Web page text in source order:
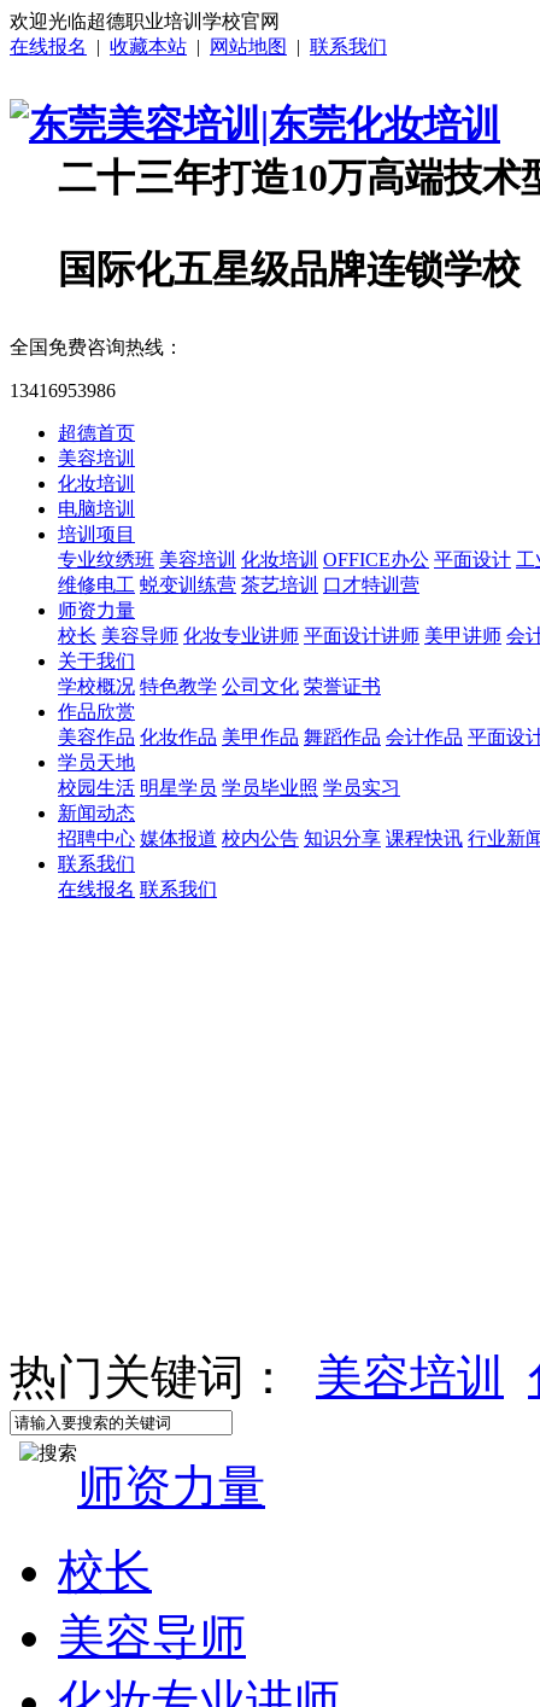
欢迎光临超德职业培训学校官网
在线报名
| 收藏本站 | 网站地图 | 联系我们
二十三年打造10万高端技术
国际化五星级品牌连锁学校
全国免费咨询热线：
13416953986
超德首页
美容培训
化妆培训
电脑培训
培训项目
专业纹绣班 美容培训 化妆培训 OFFICE办公 平面设计 工
维修电工 蜕变训练营 茶艺培训 口才特训营
师资力量
校长 美容导师 化妆专业讲师 平面设计讲师 美甲讲师 会
关于我们
学校概况 特色教学 公司文化 荣誉证书
作品欣赏
美容作品 化妆作品 美甲作品 舞蹈作品 会计作品 平面设
学员天地
校园生活 明星学员 学员毕业照 学员实习
新闻动态
招聘中心 媒体报道 校内公告 知识分享 课程快讯 行业新
联系我们
在线报名 联系我们
热门关键词： 美容培训
师资力量
校长
美容导师